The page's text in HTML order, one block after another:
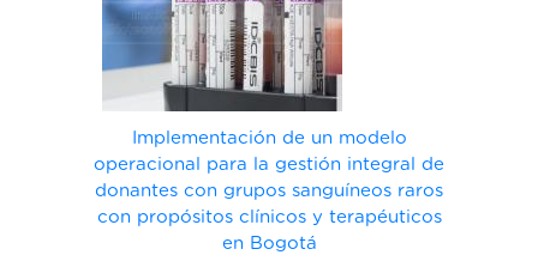
Implementación de un modelo
operacional para la gestión integral de
donantes con grupos sanguíneos raros
con propósitos clínicos y terapéuticos
en Bogotá